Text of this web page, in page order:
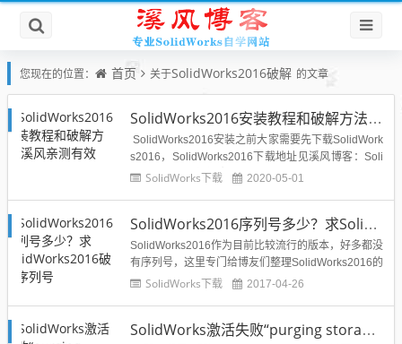
您现在的位置： 首页 关于SolidWorks2016破解 的文章
SolidWorks2016安装教程和破解方法-溪风亲测有效
SolidWorks2016安装之前大家需要先下载SolidWork
s2016，SolidWorks2016下载地址见溪风博客：Soli
dWorks2016中文破解版免费下载下载之后开始今天
SolidWorks下载 2020-05-01
SolidWorks2016序列号多少？求SolidWorks2016破解序列号
SolidWorks2016作为目前比较流行的版本，好多都没
有序列号，这里专门给博友们整理SolidWorks2016的
序列号供大家参考："SolidWorks"="9000 0099 9999
SolidWorks下载 2017-04-26
SolidWorks激活失败“purging storage return 1”如何解决？